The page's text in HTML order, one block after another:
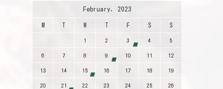
February, 2023
M T W T F S S
1 2 3 4 5
6 7 8 9 10 11 12
13 14 15 16 17 18 19
20 21 22 23 24 25 26